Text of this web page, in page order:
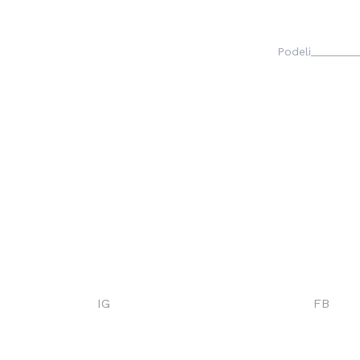
Podeli
IG FB